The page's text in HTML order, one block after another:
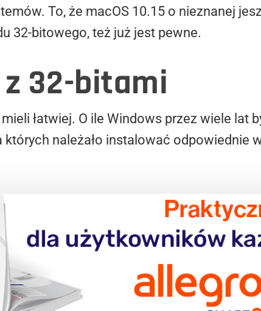
To, że macOS 10.15 o nieznanej
32-bitowego, też już jest pewne.
32-bitami
łatwiej. O ile Windows przez wiele lat
należało instalować odpowiednie